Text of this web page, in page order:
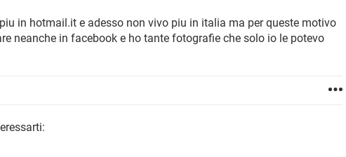
in hotmail.it e adesso non vivo piu in italia ma per queste motivo
neanche in facebook e ho tante fotografie che solo io le potevo